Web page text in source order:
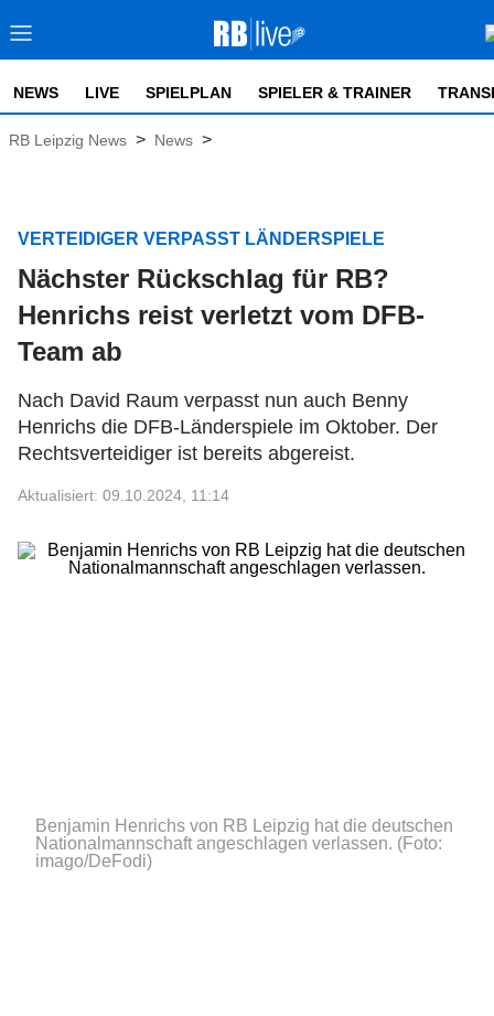
NEWS LIVE SPIELPLAN SPIELER & TRAINER
RB Leipzig News > News >
VERTEIDIGER VERPASST LÄNDERSPIELE
Nächster Rückschlag für RB?
Henrichs reist verletzt vom DFB-
Team ab
Nach David Raum verpasst nun auch Benny
Henrichs die DFB-Länderspiele im Oktober. Der
Rechtsverteidiger ist bereits abgereist.
Aktualisiert: 09.10.2024, 11:14
Benjamin Henrichs von RB Leipzig hat die deutschen
Nationalmannschaft angeschlagen verlassen. (Foto:
imago/DeFodi)